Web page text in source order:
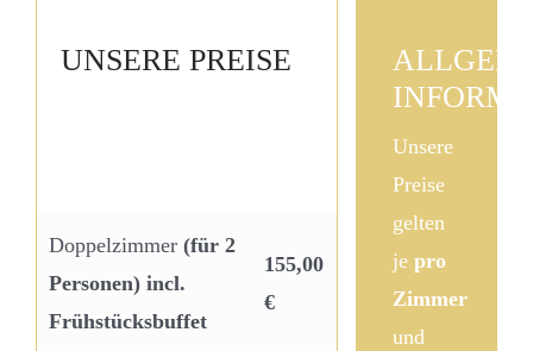
UNSERE PREISE
Doppelzimmer(für 2
Personen) incl.
Frühstücksbuffet
155,00
€
Unsere
Preise
gelten
je pro
Zimmer
und